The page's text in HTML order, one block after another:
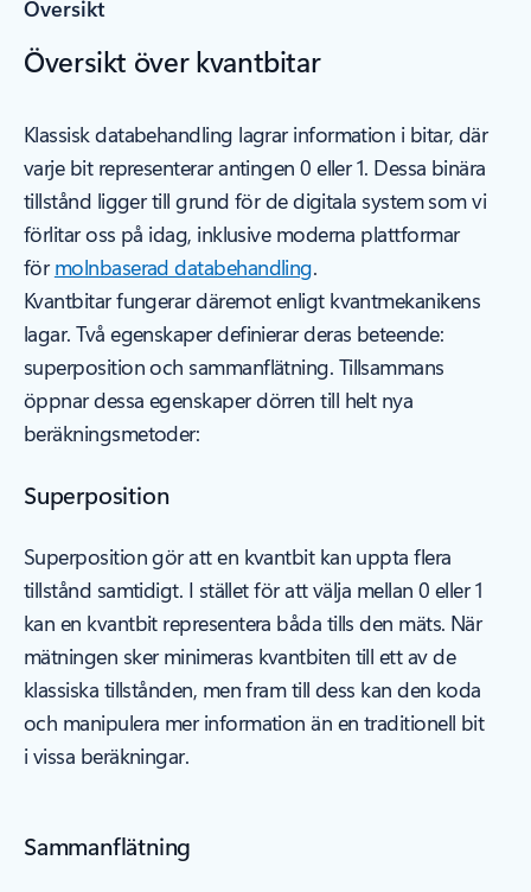
Översikt
Översikt över kvantbitar
Klassisk databehandling lagrar information i bitar, där
varje bit representerar antingen 0 eller 1. Dessa binära
tillstånd ligger till grund för de digitala system som vi
förlitar oss på idag, inklusive moderna plattformar
förmolnbaserad databehandling.
Kvantbitar fungerar däremot enligt kvantmekanikens
lagar. Två egenskaper definierar deras beteende:
superposition och sammanflätning. Tillsammans
öppnar dessa egenskaper dörren till helt nya
beräkningsmetoder:
Superposition
Superposition gör att en kvantbit kan uppta flera
tillstånd samtidigt. I stället för att välja mellan 0 eller 1
kan en kvantbit representera båda tills den mäts. När
mätningen sker minimeras kvantbiten till ett av de
klassiska tillstånden, men fram till dess kan den koda
och manipulera mer information än en traditionell bit
i vissa beräkningar.
Sammanflätning